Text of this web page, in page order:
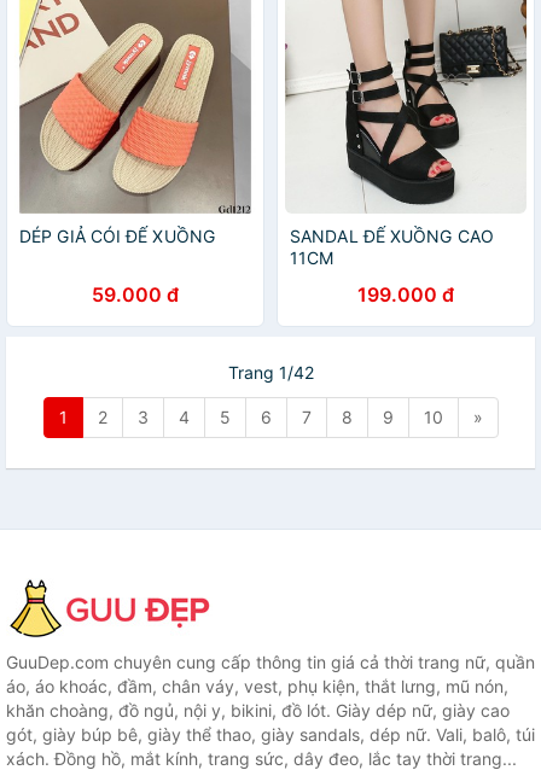
DÉP GIẢ CÓI ĐẾ XUỒNG
59.000 đ
SANDAL ĐẾ XUỒNG CAO
11CM
199.000 đ
Trang 1/42
1 2 3 4 5 6 7 8 9 10 »
GuuDep.com chuyên cung cấp thông tin giá cả thời trang nữ, quần
áo, áo khoác, đầm, chân váy, vest, phụ kiện, thắt lưng, mũ nón,
khăn choàng, đồ ngủ, nội y, bikini, đồ lót. Giày dép nữ, giày cao
gót, giày búp bê, giày thể thao, giày sandals, dép nữ. Vali, balô, túi
xách. Đồng hồ, mắt kính, trang sức, dây đeo, lắc tay thời trang...